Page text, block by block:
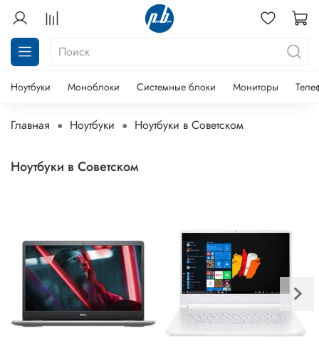
Ноутбуки Моноблоки Системные блоки Мониторы
Главная Ноутбуки Ноутбуки в Советском
Ноутбуки в Советском